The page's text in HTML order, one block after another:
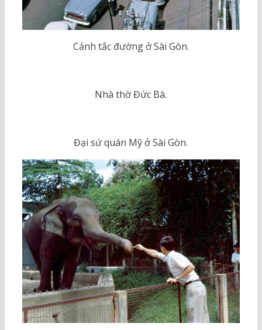
Cảnh tắc đường ở Sài Gòn.
Nhà thờ Đức Bà.
Đại sứ quán Mỹ ở Sài Gòn.